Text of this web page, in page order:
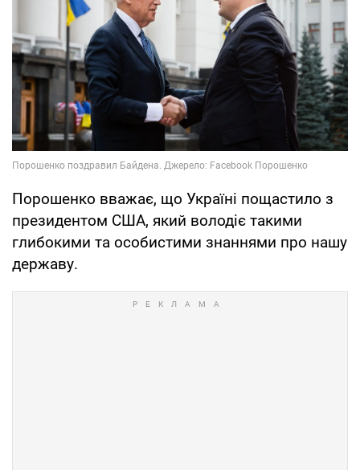
Порошенко вважає, що Україні пощастило з
президентом США, який володіє такими
глибокими та особистими знаннями про нашу
державу.